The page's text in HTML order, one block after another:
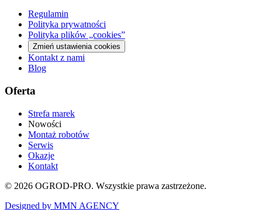
Regulamin
Polityka prywatności
Polityka plików „cookies”
Zmień ustawienia cookies
Kontakt z nami
Blog
Oferta
Strefa marek
Nowości
Montaż robotów
Serwis
Okazje
Kontakt
© 2026 OGROD-PRO. Wszystkie prawa zastrzeżone.
Designed by MMN AGENCY